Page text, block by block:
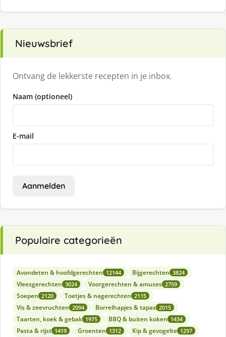
Nieuwsbrief
Ontvang de lekkerste recepten in je inbox.
Naam (optioneel)
E-mail
Aanmelden
Populaire categorieën
Avondeten & hoofdgerechten 12144 Bijgerechten 3824
Vleesgerechten 3024 Voorgerechten & amuses 2759
Soepen 2120 Toetjes & nagerechten 2115
Vis & zeevruchten 2094 Borrelhapjes & tapas 2015
Taarten, koek & gebak 1975 BBQ & buiten koken 1434
Pasta & rijst 1419 Groenten 1312 Kip & gevogelte 1297